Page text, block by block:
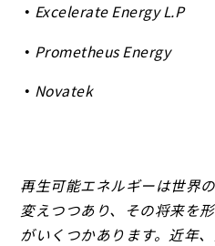
Excelerate Energy L.P
Prometheus Energy
Novatek
再生可能エネルギーは世界
変えつつあり、その将来を
がいくつかあります。近年